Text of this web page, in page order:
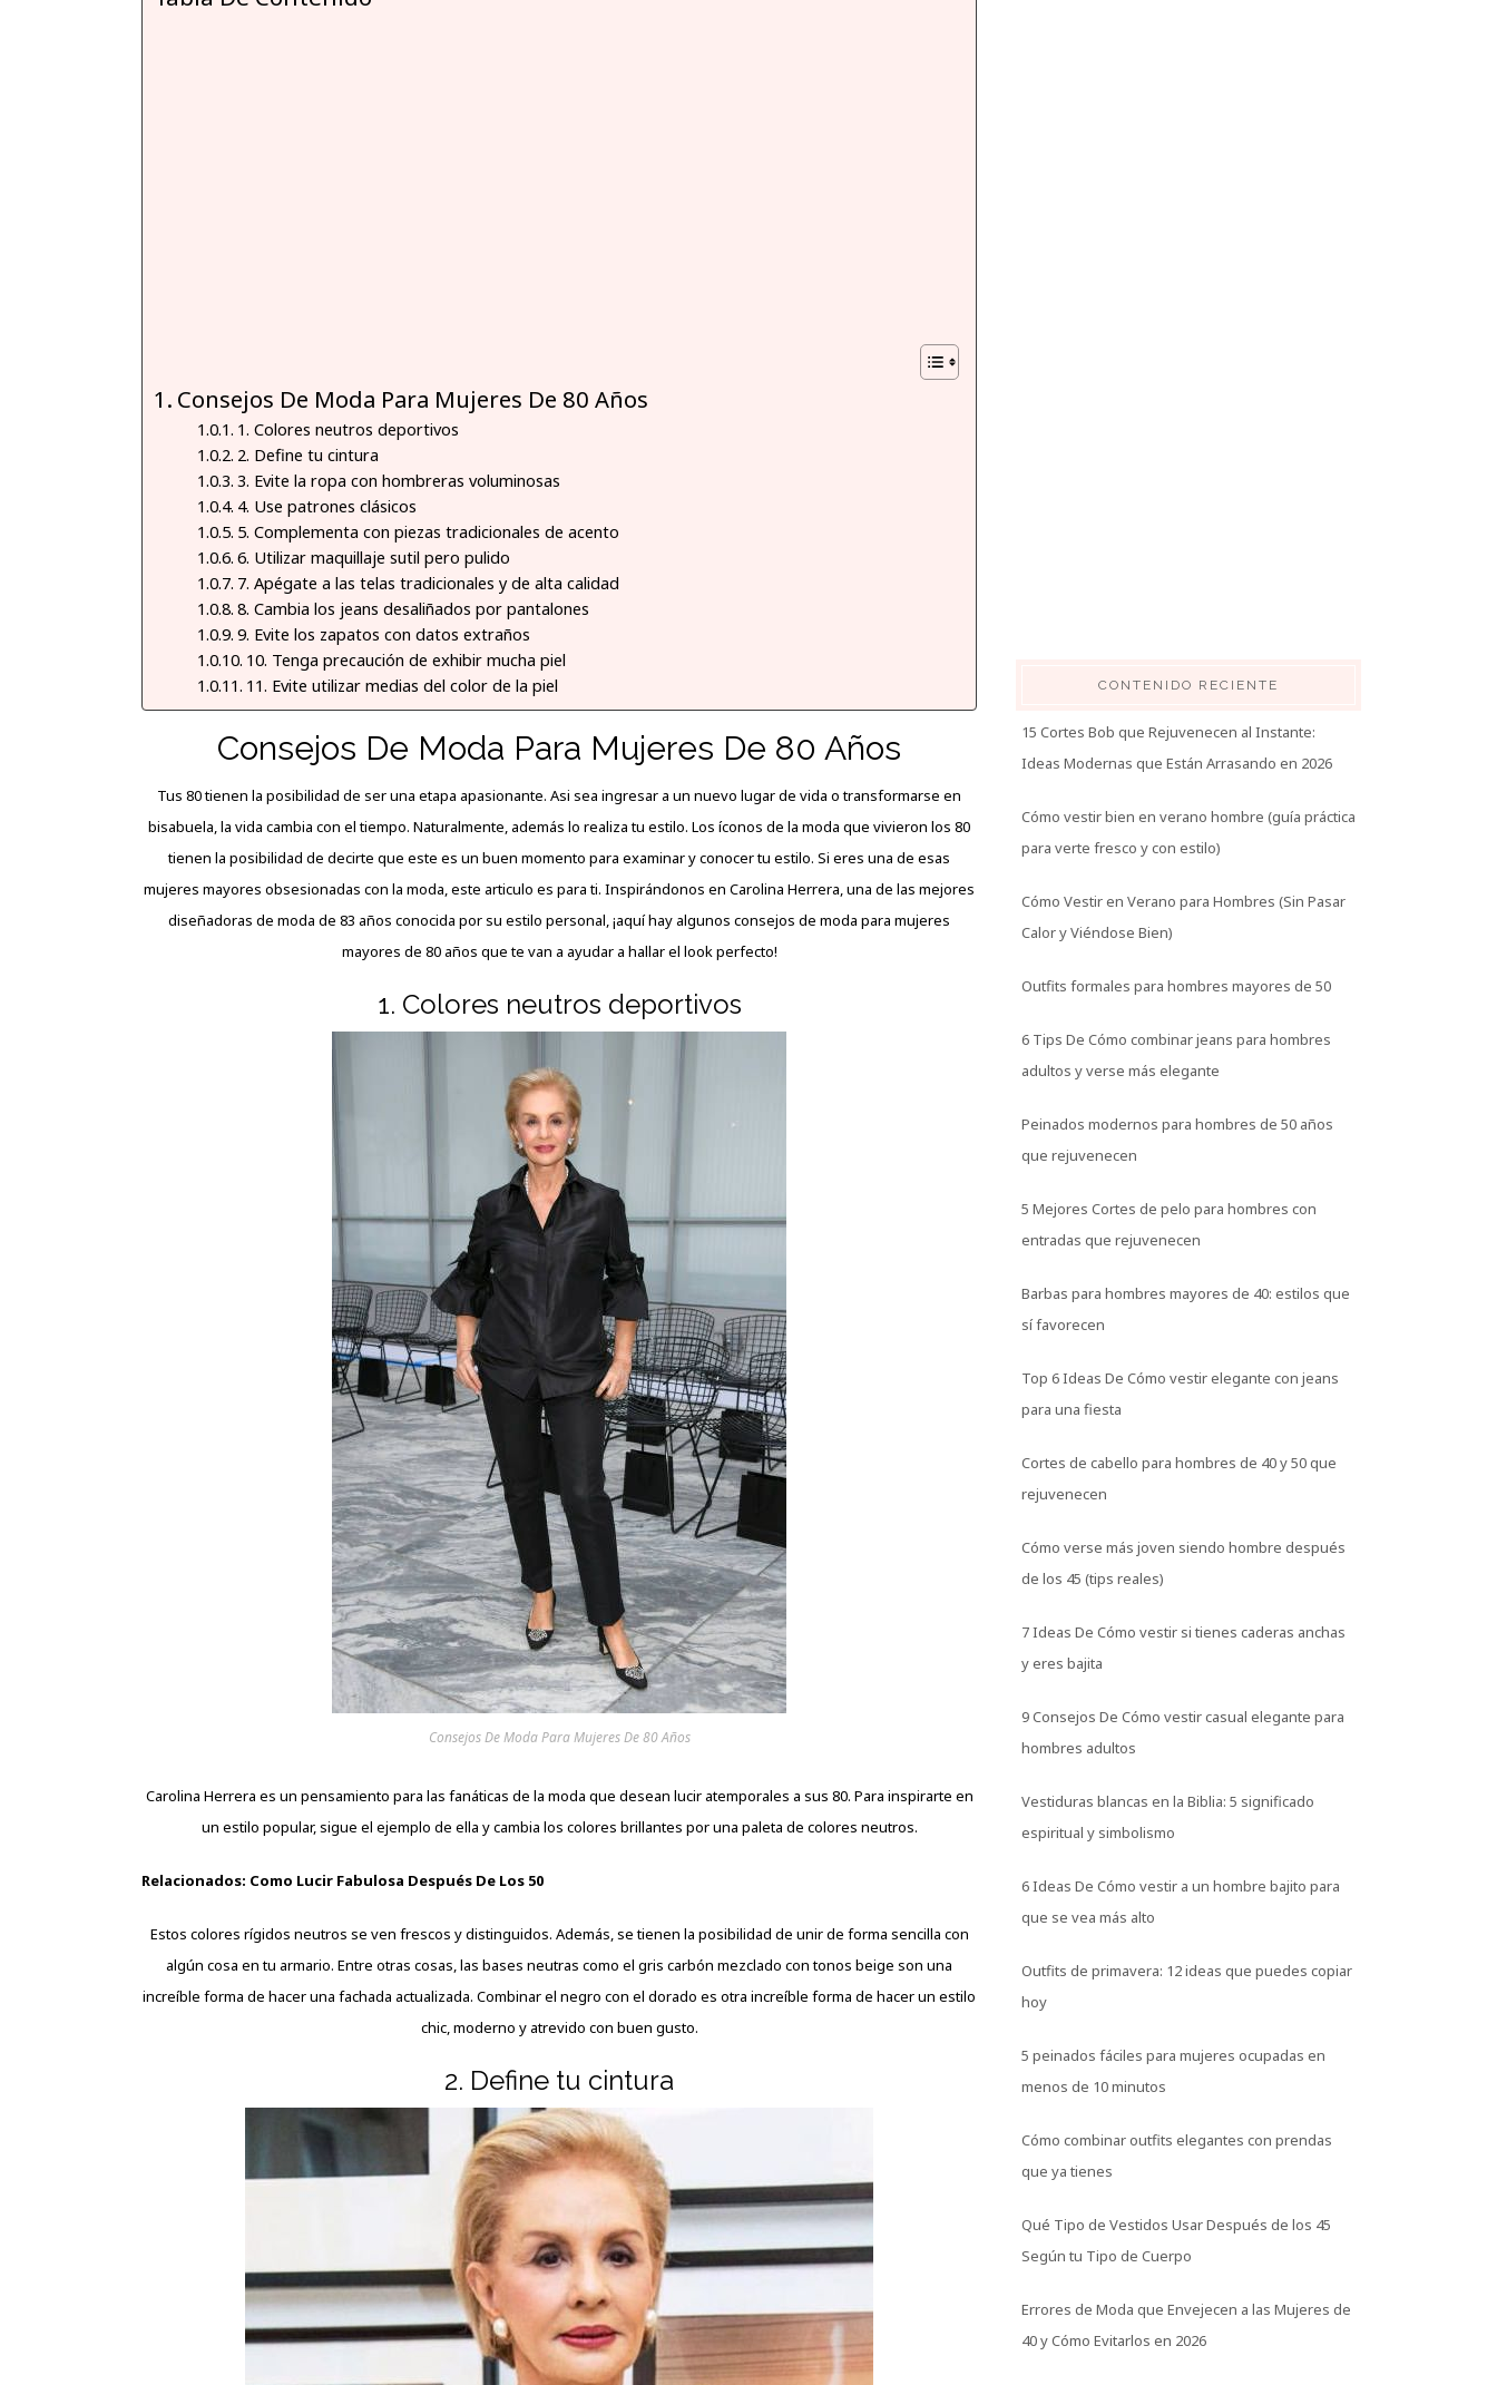
Consejos De Moda Para Mujeres De 80 Años
1. Colores neutros deportivos
2. Define tu cintura
3. Evite la ropa con hombreras voluminosas
4. Use patrones clásicos
5. Complementa con piezas tradicionales de acento
6. Utilizar maquillaje sutil pero pulido
7. Apégate a las telas tradicionales y de alta calidad
8. Cambia los jeans desaliñados por pantalones
9. Evite los zapatos con datos extraños
10. Tenga precaución de exhibir mucha piel
11. Evite utilizar medias del color de la piel
Consejos De Moda Para Mujeres De 80 Años
Tus 80 tienen la posibilidad de ser una etapa apasionante. Asi sea ingresar a un nuevo lugar de vida o transformarse en
bisabuela, la vida cambia con el tiempo. Naturalmente, además lo realiza tu estilo. Los íconos de la moda que vivieron los 80
tienen la posibilidad de decirte que este es un buen momento para examinar y conocer tu estilo. Si eres una de esas
mujeres mayores obsesionadas con la moda, este articulo es para ti. Inspirándonos en Carolina Herrera, una de las mejores
diseñadoras de moda de 83 años conocida por su estilo personal, ¡aquí hay algunos consejos de moda para mujeres
mayores de 80 años que te van a ayudar a hallar el look perfecto!
1. Colores neutros deportivos
Consejos De Moda Para Mujeres De 80 Años
Carolina Herrera es un pensamiento para las fanáticas de la moda que desean lucir atemporales a sus 80. Para inspirarte en
un estilo popular, sigue el ejemplo de ella y cambia los colores brillantes por una paleta de colores neutros.
Relacionados: Como Lucir Fabulosa Después De Los 50
Estos colores rígidos neutros se ven frescos y distinguidos. Además, se tienen la posibilidad de unir de forma sencilla con
algún cosa en tu armario. Entre otras cosas, las bases neutras como el gris carbón mezclado con tonos beige son una
increíble forma de hacer una fachada actualizada. Combinar el negro con el dorado es otra increíble forma de hacer un estilo
chic, moderno y atrevido con buen gusto.
2. Define tu cintura
CONTENIDO RECIENTE
15 Cortes Bob que Rejuvenecen al Instante:
Ideas Modernas que Están Arrasando en 2026
Cómo vestir bien en verano hombre (guía práctica
para verte fresco y con estilo)
Cómo Vestir en Verano para Hombres (Sin Pasar
Calor y Viéndose Bien)
Outfits formales para hombres mayores de 50
6 Tips De Cómo combinar jeans para hombres
adultos y verse más elegante
Peinados modernos para hombres de 50 años
que rejuvenecen
5 Mejores Cortes de pelo para hombres con
entradas que rejuvenecen
Barbas para hombres mayores de 40: estilos que
sí favorecen
Top 6 Ideas De Cómo vestir elegante con jeans
para una fiesta
Cortes de cabello para hombres de 40 y 50 que
rejuvenecen
Cómo verse más joven siendo hombre después
de los 45 (tips reales)
7 Ideas De Cómo vestir si tienes caderas anchas
y eres bajita
9 Consejos De Cómo vestir casual elegante para
hombres adultos
Vestiduras blancas en la Biblia: 5 significado
espiritual y simbolismo
6 Ideas De Cómo vestir a un hombre bajito para
que se vea más alto
Outfits de primavera: 12 ideas que puedes copiar
hoy
5 peinados fáciles para mujeres ocupadas en
menos de 10 minutos
Cómo combinar outfits elegantes con prendas
que ya tienes
Qué Tipo de Vestidos Usar Después de los 45
Según tu Tipo de Cuerpo
Errores de Moda que Envejecen a las Mujeres de
40 y Cómo Evitarlos en 2026